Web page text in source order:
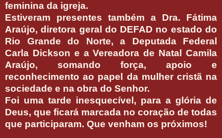
feminina da igreja.
Estiveram presentes também a Dra. Fátima
Araújo, diretora geral do DEFAD no estado do
Rio Grande do Norte, a Deputada Federal
Carla Dickson e a Vereadora de Natal Camila
Araújo, somando força, apoio e
reconhecimento ao papel da mulher cristã na
sociedade e na obra do Senhor.
Foi uma tarde inesquecível, para a glória de
Deus, que ficará marcada no coração de todas
que participaram. Que venham os próximos!